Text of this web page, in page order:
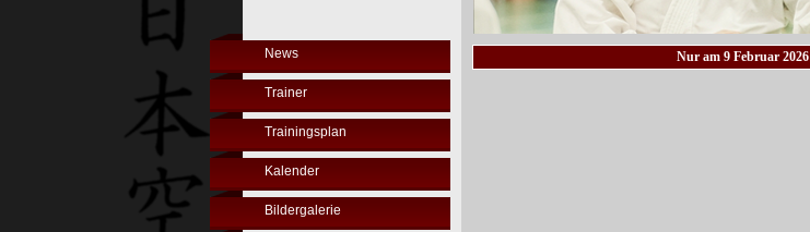
News
Trainer
Trainingsplan
Kalender
Bildergalerie
Nur am 9 Februar 2026